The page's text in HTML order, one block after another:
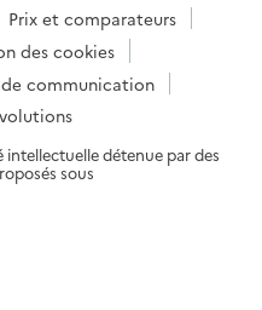
Prix et comparateurs
des cookies
communication
détenue par des
sous